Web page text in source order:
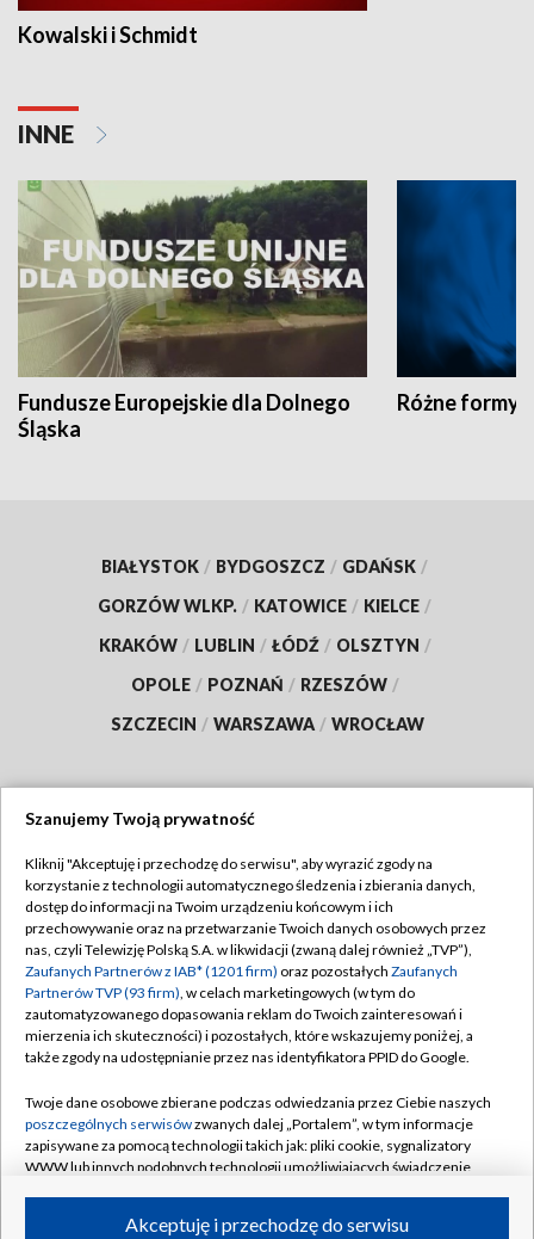
Kowalski i Schmidt
INNE
Fundusze Europejskie dla Dolnego
Śląska
Różne formy
BIAŁYSTOK / BYDGOSZCZ / GDAŃSK /
GORZÓW WLKP. / KATOWICE / KIELCE /
KRAKÓW / LUBLIN / ŁÓDŹ / OLSZTYN /
OPOLE / POZNAŃ / RZESZÓW /
SZCZECIN / WARSZAWA / WROCŁAW
TVP
Abonament TVP
Emisja w TVP
Centrum informacji TVP
Naziemna Telewizja Cyfrowa
Rada Programowa
System NOS
Informacje o nadawcy
Regulamin TVP
Polityka prywatności
Moje zgody
Pomoc
Kontakt
Kanały
Szanujemy Twoją prywatność
Kliknij "Akceptuję i przechodzę do serwisu", aby wyrazić zgody na
korzystanie z technologii automatycznego śledzenia i zbierania danych,
dostęp do informacji na Twoim urządzeniu końcowym i ich
przechowywanie oraz na przetwarzanie Twoich danych osobowych przez
nas, czyli Telewizję Polską S.A. w likwidacji (zwaną dalej również „TVP”),
Zaufanych Partnerów z IAB* (1201 firm) oraz pozostałych Zaufanych
Partnerów TVP (93 firm), w celach marketingowych (w tym do
zautomatyzowanego dopasowania reklam do Twoich zainteresowań i
mierzenia ich skuteczności) i pozostałych, które wskazujemy poniżej, a
także zgody na udostępnianie przez nas identyfikatora PPID do Google.
Twoje dane osobowe zbierane podczas odwiedzania przez Ciebie naszych
poszczególnych serwisówzwanych dalej „Portalem”, w tym informacje
zapisywane za pomocą technologii takich jak: pliki cookie, sygnalizatory
WWW lub innych podobnych technologii umożliwiających świadczenie
ruchu w Internecie.Akceptuję i przechodzę do serwisu